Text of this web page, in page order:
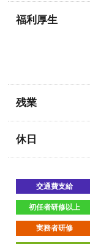
福利厚生
残業
休日
交通費支給
初任者研修以上
実務者研修